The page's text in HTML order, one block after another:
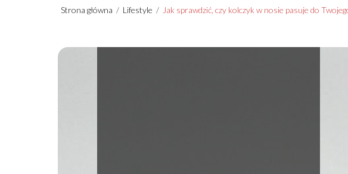
Strona główna / Lifestyle / Jak sprawdzić, czy kolczyk w nosie pasuje do